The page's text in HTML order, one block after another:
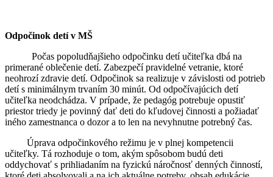
Odpočinok detí v MŠ
Počas popoludňajšieho odpočinku detí učiteľka dbá na
primerané oblečenie detí. Zabezpečí pravidelné vetranie, ktoré
neohrozí zdravie detí. Odpočinok sa realizuje v závislosti od potrieb
detí s minimálnym trvaním 30 minút. Od odpočívajúcich detí
učiteľka neodchádza. V prípade, že pedagóg potrebuje opustiť
priestor triedy je povinný dať deti do kľudovej činnosti a požiadať
iného zamestnanca o dozor a to len na nevyhnutne potrebný čas.
Úprava odpočinkového režimu je v plnej kompetencii
učiteľky. Tá rozhoduje o tom, akým spôsobom budú deti
oddychovať s prihliadaním na fyzickú náročnosť denných činností,